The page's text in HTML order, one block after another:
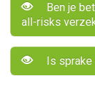
Ben je
all-risks
Is sprake